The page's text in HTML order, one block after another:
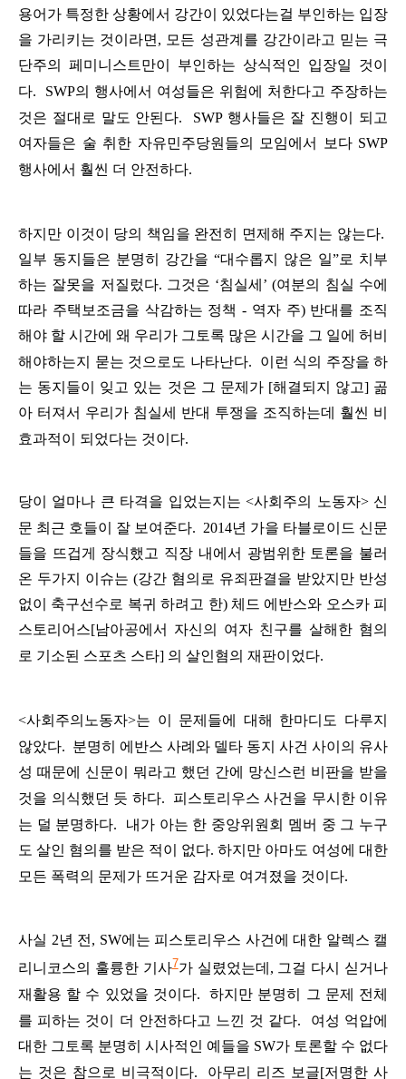
용어가 특정한 상황에서 강간이 있었다는걸 부인하는 입장
을 가리키는 것이라면 , 모든 성관계를 강간이라고 믿는 극
단주의
페미니스트만이 부인하는 상식적인 입장일
것이
다. SWP의 행사에서 여성들은 위험에 처한다고 주장하는
것은 절대로 말도 안된다. SWP 행사들은 잘 진행이
되고
여자들은 술 취한 자유민주당원들의 모임에서 보다 SWP
행사에서 훨씬 더 안전하다.
하지만 이것이 당의 책임을 완전히 면제해 주지는 않는다.
일부 동지들은 분명히 강간을 “대수롭지 않은 일”로 치부
하는 잘못을 저질렀다. 그것은 ‘침실세 ’ (여분의 침실 수에
따라 주택보조금을 삭감하는 정책 - 역자 주) 반대를 조직
해야 할 시간에 왜 우리가 그토록 많은 시간을 그 일에 허비
해야하는지 묻는 것으로도 나타난다. 이런 식의 주장을 하
는 동지들이 잊고 있는 것은 그 문제가[해결되지 않고] 곪
아 터져서 우리가 침실세 반대 투쟁을 조직하는데 훨씬 비
효과적이
되었다는 것이다.
당이 얼마나 큰 타격을 입었는지는 <사회주의 노동자> 신
문 최근 호들이 잘 보여준다. 2014년 가을 타블로이드 신문
들을 뜨겁게 장식했고 직장 내에서 광범위한 토론을 불러
온 두가지 이슈는 (강간 혐의로 유죄판결을 받았지만 반성
없이
축구선수로 복귀 하려고 한) 체드 에반스와 오스카 피
스토리어스[남아공에서 자신의 여자 친구를 살해한 혐의
로 기소된 스포츠 스타] 의 살인혐의 재판이었다.
<사회주의노동자>는 이 문제들에 대해 한마디도
다루지
않았다. 분명히 에반스 사례 와 델타 동지 사건 사이의 유사
성 때문에 신문이 뭐라고 했던 간에 망신스런 비판을 받을
것을 의식했던 듯 하다. 피스토리우스 사건을 무시한 이유
는 덜 분명하다. 내가 아는 한 중앙위원회 멤버 중 그 누구
도 살인 혐의를 받은 적이 없다. 하지만 아마도 여성에 대한
모든 폭력의 문제가 뜨거운 감자로 여겨졌을 것이다.
사실 2년 전 , SW에는 피스토리우스 사건에 대한 알렉스 캘
리니코스의 훌륭한 기사7가 실렸었는데 , 그걸 다시
싣거나
재활용 할 수 있었을 것이다. 하지만 분명히 그 문제
전체
를 피하는 것이 더 안전하다고 느낀 것 같다. 여성 억압에
대한 그 토록 분명히 시사적인 예들을 SW가 토론할 수 없다
는 것은 참으로 비극적이다. 아무리 리즈 보글[저명한 사